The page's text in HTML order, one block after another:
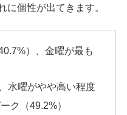
に個性が出てきます。
）、金曜が最も
水曜がやや高い程度
ク（49.2%）